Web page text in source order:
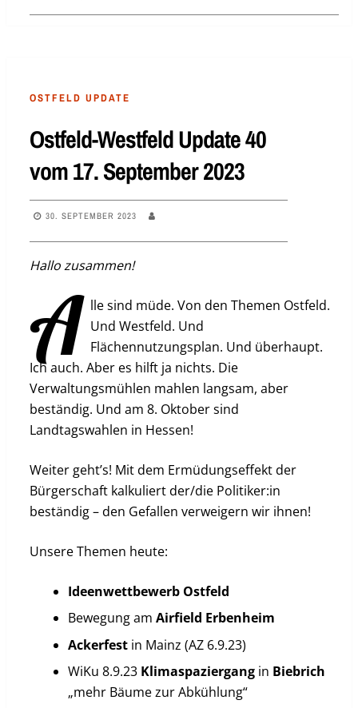
OSTFELD UPDATE
Ostfeld-Westfeld Update 40
vom 17. September 2023
30. SEPTEMBER 2023
Hallo zusammen!
A lle sind müde. Von den Themen Ostfeld.
Und Westfeld. Und
Flächennutzungsplan. Und überhaupt.
Ich auch. Aber es hilft ja nichts. Die
Verwaltungsmühlen mahlen langsam, aber
beständig. Und am 8. Oktober sind
Landtagswahlen in Hessen!
Weiter geht’s! Mit dem Ermüdungseffekt der
Bürgerschaft kalkuliert der/die Politiker:in
beständig – den Gefallen verweigern wir ihnen!
Unsere Themen heute:
Ideenwettbewerb Ostfeld
Bewegung am Airfield Erbenheim
Ackerfestin Mainz (AZ 6.9.23)
WiKu 8.9.23 Klimaspaziergangin Biebrich
„mehr Bäume zur Abkühlung“